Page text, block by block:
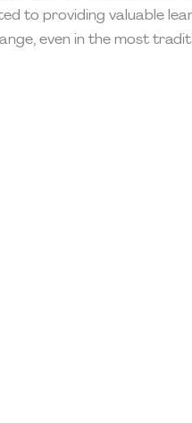
to providing valuable
even in the most